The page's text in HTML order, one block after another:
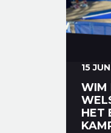
15
WIM
HET